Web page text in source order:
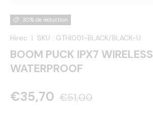
30% de réduction
Hirec | SKU : GTHI001-BLACK/BLACK-U
BOOM PUCK IPX7 WIRELESS
WATERPROOF
€35,70 €51,00